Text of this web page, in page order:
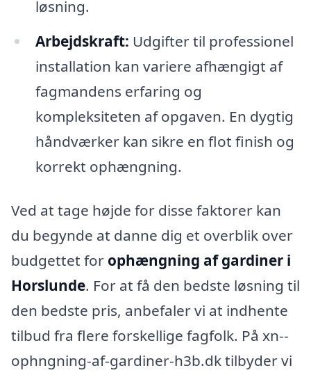
løsning.
Arbejdskraft: Udgifter til professionel
installation kan variere afhængigt af
fagmandens erfaring og
kompleksiteten af opgaven. En dygtig
håndværker kan sikre en flot finish og
korrekt ophængning.
Ved at tage højde for disse faktorer kan
du begynde at danne dig et overblik over
budgettet for ophængning af gardiner i
Horslunde. For at få den bedste løsning til
den bedste pris, anbefaler vi at indhente
tilbud fra flere forskellige fagfolk. På xn--
ophngning-af-gardiner-h3b.dk tilbyder vi